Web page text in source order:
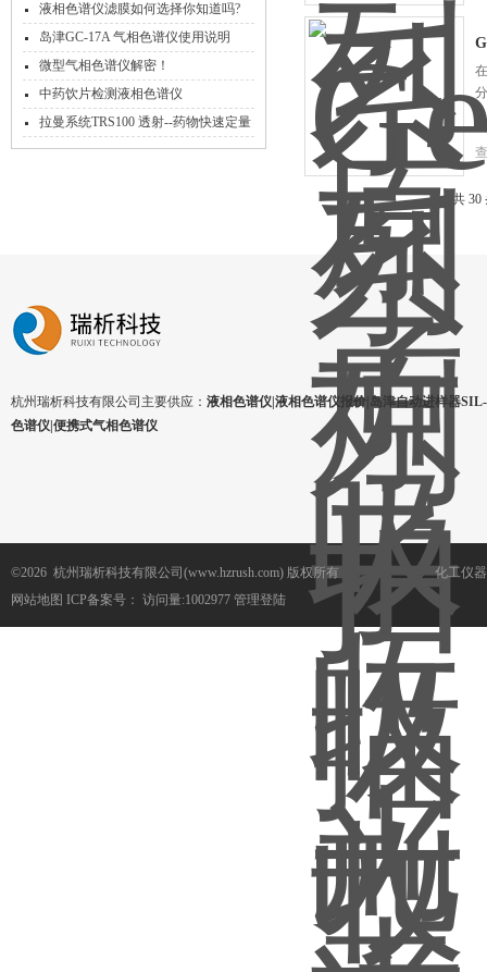
液相色谱仪滤膜如何选择你知道吗?
岛津GC-17A 气相色谱仪使用说明
微型气相色谱仪解密！
中药饮片检测液相色谱仪
拉曼系统TRS100 透射--药物快速定量
分析神器！
共
杭州瑞析科技有限公司主要供应： 液相色谱仪|液相色谱仪报价|岛津自动进样器
色谱仪|便携式气相色谱仪
©2026 杭州瑞析科技有限公司(www.hzrush.com) 版权所有
网站地图 ICP备案号： 访问量:1002977 管理登陆
化工仪